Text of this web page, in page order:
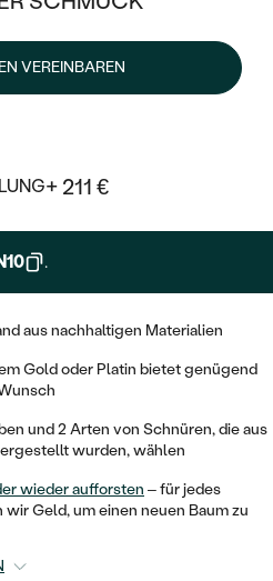
ZUM
KINDES
VEREINBAREN
+ 211 €
.
aus nachhaltigen Materialien
Gold oder Platin bietet genügend
und 2 Arten von Schnüren, die aus
wurden, wählen
wieder aufforsten – für jedes
Geld, um einen neuen Baum zu